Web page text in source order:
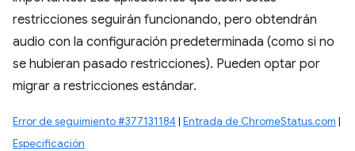
restricciones seguirán funcionando, pero obtendrán
audio con la configuración predeterminada (como si no
se hubieran pasado restricciones). Pueden optar por
migrar a restricciones estándar.
Error de seguimiento #377131184 | Entrada de ChromeStatus.com |
Especificación